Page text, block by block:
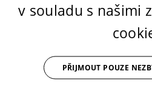
v souladu s našimi
PŘIJMOUT POUZE